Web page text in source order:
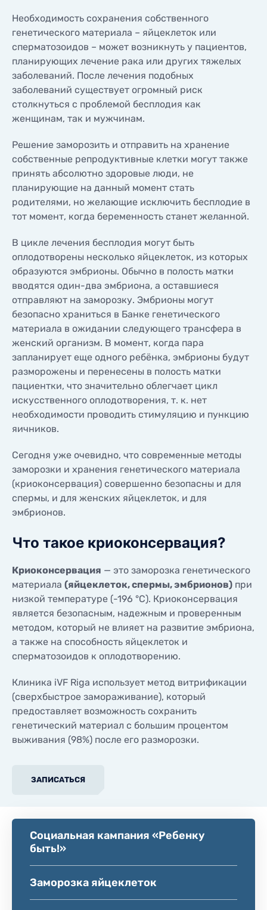
Необходимость сохранения собственного
генетического материала – яйцеклеток или
сперматозоидов – может возникнуть у пациентов,
планирующих лечение рака или других тяжелых
заболеваний. После лечения подобных
заболеваний существует огромный риск
столкнуться с проблемой бесплодия как
женщинам, так и мужчинам.
Решение заморозить и отправить на хранение
собственные репродуктивные клетки могут также
принять абсолютно здоровые люди, не
планирующие на данный момент стать
родителями, но желающие исключить бесплодие в
тот момент, когда беременность станет желанной.
В цикле лечения бесплодия могут быть
оплодотворены несколько яйцеклеток, из которых
образуются эмбрионы. Обычно в полость матки
вводятся один-два эмбриона, а оставшиеся
отправляют на заморозку. Эмбрионы могут
безопасно храниться в Банке генетического
материала в ожидании следующего трансфера в
женский организм. В момент, когда пара
запланирует еще одного ребёнка, эмбрионы будут
разморожены и перенесены в полость матки
пациентки, что значительно облегчает цикл
искусственного оплодотворения, т. к. нет
необходимости проводить стимуляцию и пункцию
яичников.
Сегодня уже очевидно, что современные методы
заморозки и хранения генетического материала
(криоконсервация) совершенно безопасны и для
спермы, и для женских яйцеклеток, и для
эмбрионов.
Что такое криоконсервация?
Криоконсервация — это заморозка генетического
материала (яйцеклеток, спермы, эмбрионов) при
низкой температуре (-196 °C). Криоконсервация
является безопасным, надежным и проверенным
методом, который не влияет на развитие эмбриона,
а также на способность яйцеклеток и
сперматозоидов к оплодотворению.
Клиника iVF Riga использует метод витрификации
(сверхбыстрое замораживание), который
предоставляет возможность сохранить
генетический материал с большим процентом
выживания (98%) после его разморозки.
ЗАПИСАТЬСЯ
Социальная кампания «Ребенку
быть!»
Заморозка яйцеклеток